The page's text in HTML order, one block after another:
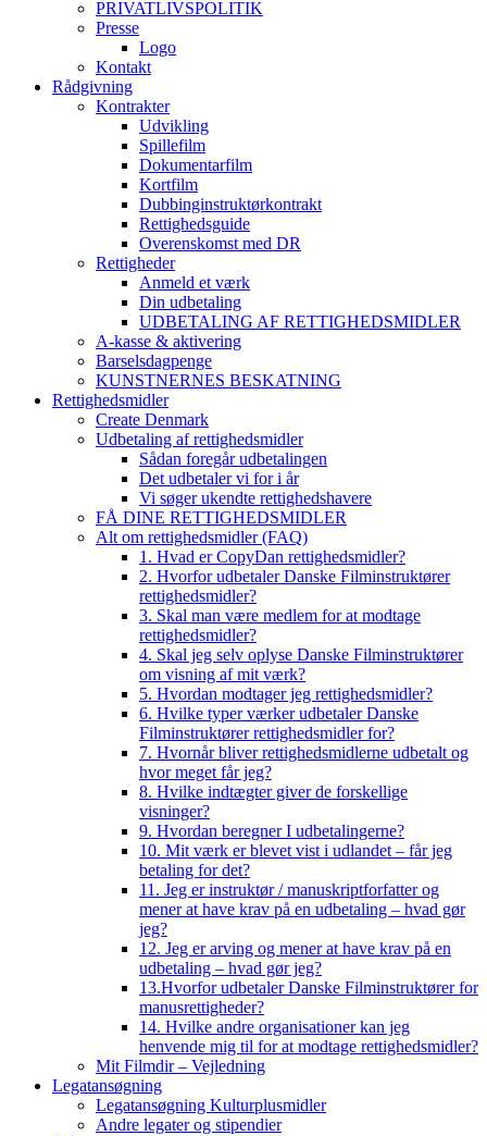
PRIVATLIVSPOLITIK
Presse
Logo
Kontakt
Rådgivning
Kontrakter
Udvikling
Spillefilm
Dokumentarfilm
Kortfilm
Dubbinginstruktørkontrakt
Rettighedsguide
Overenskomst med DR
Rettigheder
Anmeld et værk
Din udbetaling
UDBETALING AF RETTIGHEDSMIDLER
A-kasse & aktivering
Barselsdagpenge
KUNSTNERNES BESKATNING
Rettighedsmidler
Create Denmark
Udbetaling af rettighedsmidler
Sådan foregår udbetalingen
Det udbetaler vi for i år
Vi søger ukendte rettighedshavere
FÅ DINE RETTIGHEDSMIDLER
Alt om rettighedsmidler (FAQ)
1. Hvad er CopyDan rettighedsmidler?
2. Hvorfor udbetaler Danske Filminstruktører
rettighedsmidler?
3. Skal man være medlem for at modtage
rettighedsmidler?
4. Skal jeg selv oplyse Danske Filminstruktører
om visning af mit værk?
5. Hvordan modtager jeg rettighedsmidler?
6. Hvilke typer værker udbetaler Danske
Filminstruktører rettighedsmidler for?
7. Hvornår bliver rettighedsmidlerne udbetalt og
hvor meget får jeg?
8. Hvilke indtægter giver de forskellige
visninger?
9. Hvordan beregner I udbetalingerne?
10. Mit værk er blevet vist i udlandet – får jeg
betaling for det?
11. Jeg er instruktør / manuskriptforfatter og
mener at have krav på en udbetaling – hvad gør
jeg?
12. Jeg er arving og mener at have krav på en
udbetaling – hvad gør jeg?
13.Hvorfor udbetaler Danske Filminstruktører for
manusrettigheder?
14. Hvilke andre organisationer kan jeg
henvende mig til for at modtage rettighedsmidler?
Mit Filmdir – Vejledning
Legatansøgning
Legatansøgning Kulturplusmidler
Andre legater og stipendier